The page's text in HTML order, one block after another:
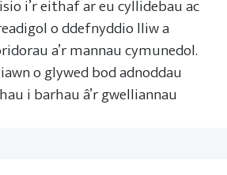
i’r eithaf ar eu cyllidebau ac
o ddefnyddio lliw a
a’r mannau cymunedol.
o glywed bod adnoddau
i barhau â’r gwelliannau